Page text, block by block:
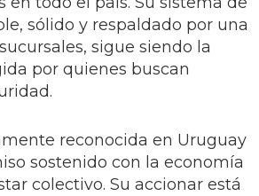
sólido y respaldado por una
sigue siendo la
por quienes buscan
reconocida en Uruguay
sostenido con la economía
colectivo. Su accionar está